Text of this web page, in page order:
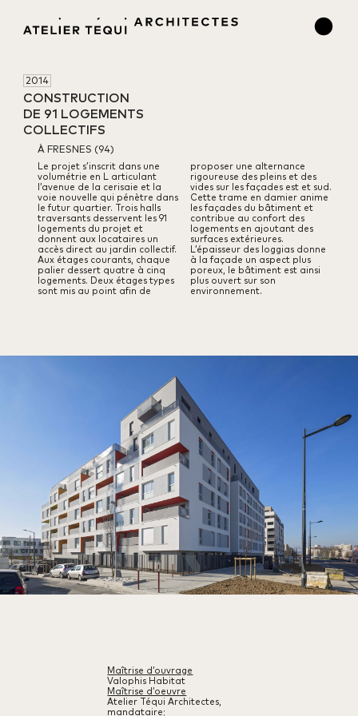
2014
CONSTRUCTION
DE 91 LOGEMENTS
COLLECTIFS
À FRESNES (94)
Le projet s’inscrit dans une
volumétrie en L articulant
l’avenue de la cerisaie et la
voie nouvelle qui pénètre dans
le futur quartier. Trois halls
traversants desservent les 91
logements du projet et
donnent aux locataires un
accès direct au jardin collectif.
Aux étages courants, chaque
palier dessert quatre à cinq
logements. Deux étages types
sont mis au point afin de
proposer une alternance
rigoureuse des pleins et des
vides sur les façades est et sud.
Cette trame en damier anime
les façades du bâtiment et
contribue au confort des
logements en ajoutant des
surfaces extérieures.
L’épaisseur des loggias donne
à la façade un aspect plus
poreux, le bâtiment est ainsi
plus ouvert sur son
environnement.
Maîtrise d’ouvrage
Valophis Habitat
Maîtrise d’oeuvre
Atelier Téqui Architectes,
mandataire;